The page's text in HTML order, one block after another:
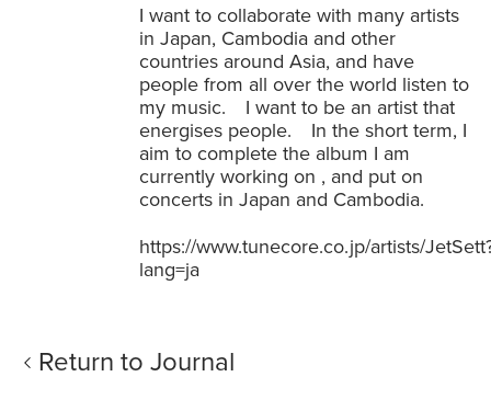
I want to collaborate with many artists
in Japan, Cambodia and other
countries around Asia, and have
people from all over the world listen to
my music. I want to be an artist that
energises people. In the short term, I
aim to complete the album I am
currently working on , and put on
concerts in Japan and Cambodia.
https://www.tunecore.co.jp/artists/
lang=ja
Return to Journal